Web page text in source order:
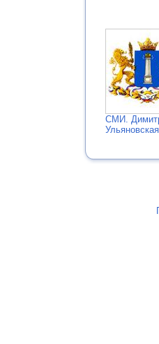
СМИ.